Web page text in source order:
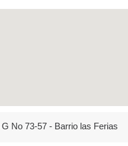
No 73-57 - Barrio las Ferias